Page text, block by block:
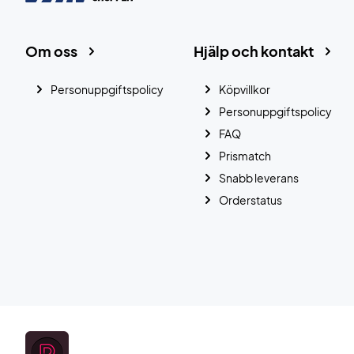
Hjälp och kontakt
Köpvillkor
Personuppgiftspolicy
FAQ
Prismatch
Snabb leverans
Orderstatus
Om oss
Personuppgiftspolicy